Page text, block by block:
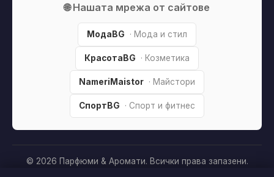
🌐 Нашата мрежа от сайтове
МодаBG · Мода и стил
КрасотаBG · Козметика
NameriMaistor · Майстори
СпортBG · Спорт и фитнес
© 2026 Парфюми & Аромати. Всички права запазени.